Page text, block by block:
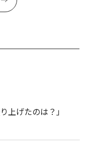
上げたのは？」